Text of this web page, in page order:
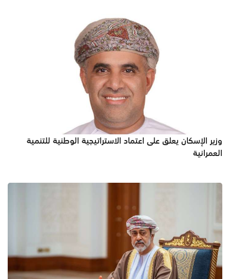
وزير الإسكان يعلق على اعتماد الاستراتيجية الوطنية للتنمية
العمرانية